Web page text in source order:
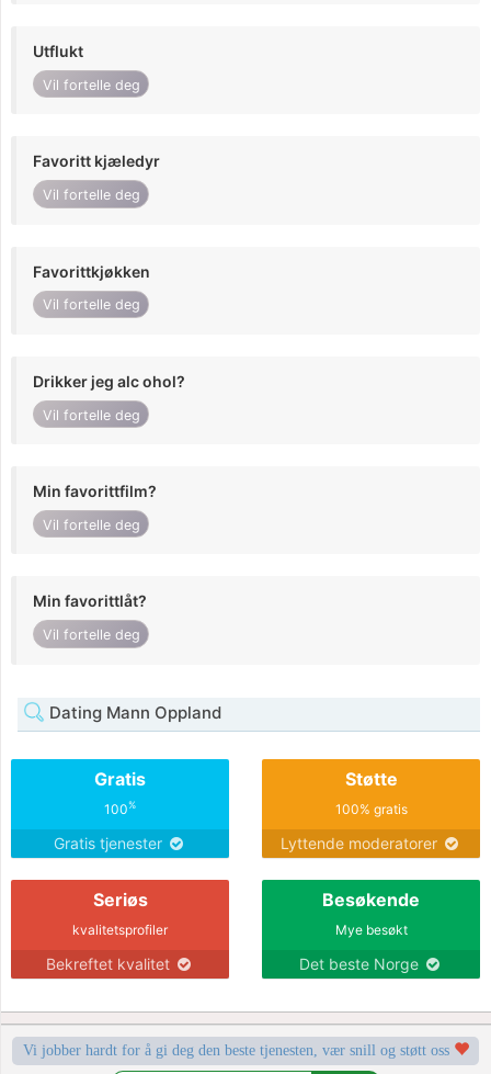
Utflukt
Vil fortelle deg
Favoritt kjæledyr
Vil fortelle deg
Favorittkjøkken
Vil fortelle deg
Drikker jeg alc ohol?
Vil fortelle deg
Min favorittfilm?
Vil fortelle deg
Min favorittlåt?
Vil fortelle deg
Dating Mann Oppland
Gratis
100%
Gratis tjenester
Støtte
100% gratis
Lyttende moderatorer
Seriøs
kvalitetsprofiler
Bekreftet kvalitet
Besøkende
Mye besøkt
Det beste Norge
Vi jobber hardt for å gi deg den beste tjenesten, vær snill og støtt oss